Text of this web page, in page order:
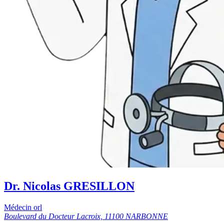
Dr. Nicolas GRESILLON
Médecin orl
Boulevard du Docteur Lacroix, 11100 NARBONNE